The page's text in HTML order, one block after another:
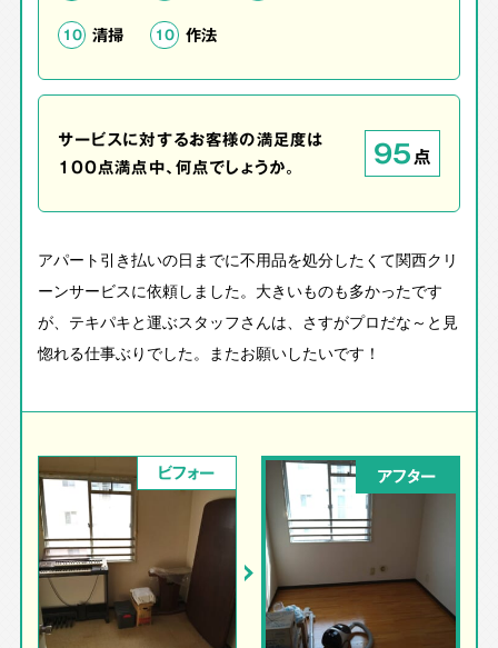
10 清掃 10 作法
サービスに対するお客様の満足度は
100点満点中、何点でしょうか。
95点
アパート引き払いの日までに不用品を処分したくて関西クリ
ーンサービスに依頼しました。大きいものも多かったです
が、テキパキと運ぶスタッフさんは、さすがプロだな～と見
惚れる仕事ぶりでした。またお願いしたいです！
ビフォー アフター